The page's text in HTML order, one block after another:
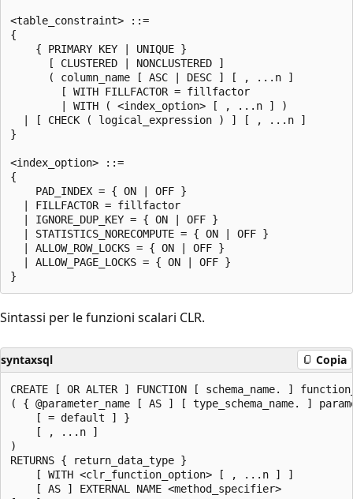
<table_constraint> ::=
{
    { PRIMARY KEY | UNIQUE }
      [ CLUSTERED | NONCLUSTERED ]
      ( column_name [ ASC | DESC ] [ , ...n ]
        [ WITH FILLFACTOR = fillfactor
        | WITH ( <index_option> [ , ...n ] )
  | [ CHECK ( logical_expression ) ] [ , ...n ]
}
<index_option> ::=
{
    PAD_INDEX = { ON | OFF }
  | FILLFACTOR = fillfactor
  | IGNORE_DUP_KEY = { ON | OFF }
  | STATISTICS_NORECOMPUTE = { ON | OFF }
  | ALLOW_ROW_LOCKS = { ON | OFF }
  | ALLOW_PAGE_LOCKS = { ON | OFF }
Sintassi per le funzioni scalari CLR.
syntaxsql Copia
CREATE [ OR ALTER ] FUNCTION [ schema_name. ]
( { @parameter_name [ AS ] [ type_schema_name. ]
    [ = default ] }
    [ , ...n ]
)
RETURNS { return_data_type }
    [ WITH <clr_function_option> [ , ...n ] ]
    [ AS ] EXTERNAL NAME <method_specifier>